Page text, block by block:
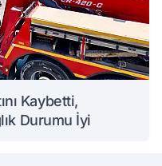
Kaybetti,
Durumu İyi